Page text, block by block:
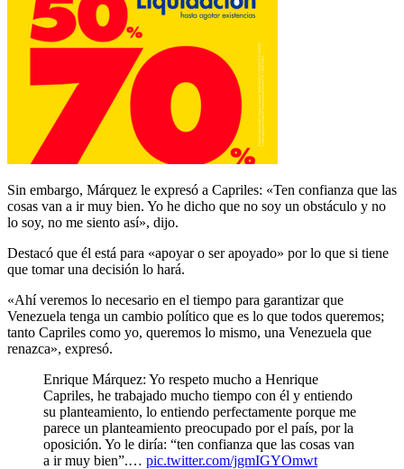
Sin embargo, Márquez le expresó a Capriles: «Ten confianza que las
cosas van a ir muy bien. Yo he dicho que no soy un obstáculo y no
lo soy, no me siento así», dijo.
Destacó que él está para «apoyar o ser apoyado» por lo que si tiene
que tomar una decisión lo hará.
«Ahí veremos lo necesario en el tiempo para garantizar que
Venezuela tenga un cambio político que es lo que todos queremos;
tanto Capriles como yo, queremos lo mismo, una Venezuela que
renazca», expresó.
Enrique Márquez: Yo respeto mucho a Henrique
Capriles, he trabajado mucho tiempo con él y entiendo
su planteamiento, lo entiendo perfectamente porque me
parece un planteamiento preocupado por el país, por la
oposición. Yo le diría: “ten confianza que las cosas van
a ir muy bien”.… pic.twitter.com/jgmIGYOmwt